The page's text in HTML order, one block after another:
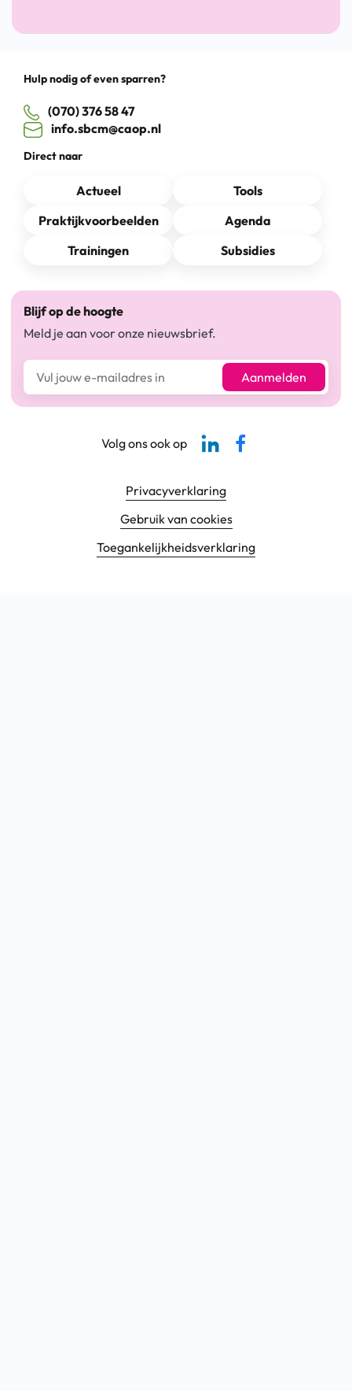
Hulp nodig of even sparren?
(070) 376 58 47
info.sbcm@caop.nl
Direct naar
Actueel
Tools
Praktijkvoorbeelden
Agenda
Trainingen
Subsidies
Blijf op de hoogte
Meld je aan voor onze nieuwsbrief.
E-mailadres* Aanmelden
Footer navigatie
Privacyverklaring
Gebruik van cookies
Toegankelijkheids­verklaring
Volg ons ook op
Linkedin-pagina SBCM
Facebook SBCM